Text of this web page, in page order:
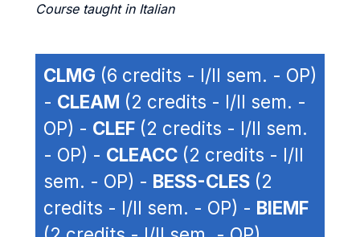
Course taught in Italian
CLMG (6 credits - I/II sem. - OP)
- CLEAM (2 credits - I/II sem. -
OP) - CLEF (2 credits - I/II sem.
- OP) - CLEACC (2 credits - I/II
sem. - OP) - BESS-CLES (2
credits - I/II sem. - OP) - BIEMF